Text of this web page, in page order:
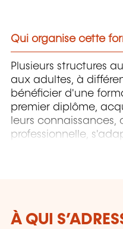
Qui organise cette
Plusieurs structures
aux adultes, à
bénéficier d'une
premier diplôme,
leurs
professionnelle,
technologies,
À QUI